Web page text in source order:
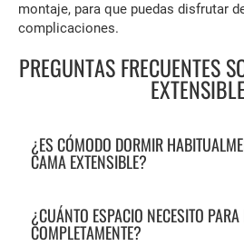
montaje, para que puedas disfrutar
complicaciones.
PREGUNTAS FRECUENTES
¿ES CÓMODO DORMIR
CAMA EXTENSIBLE?
¿CUÁNTO ESPACIO NECESITO PARA
COMPLETAMENTE?